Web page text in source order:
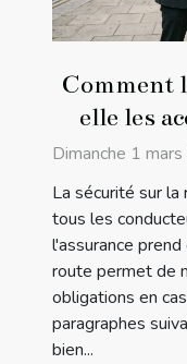
Comment
elle les
Dimanche 1
La sécurité sur
tous les
l'assurance
route permet de
obligations en
paragraphes
bien...